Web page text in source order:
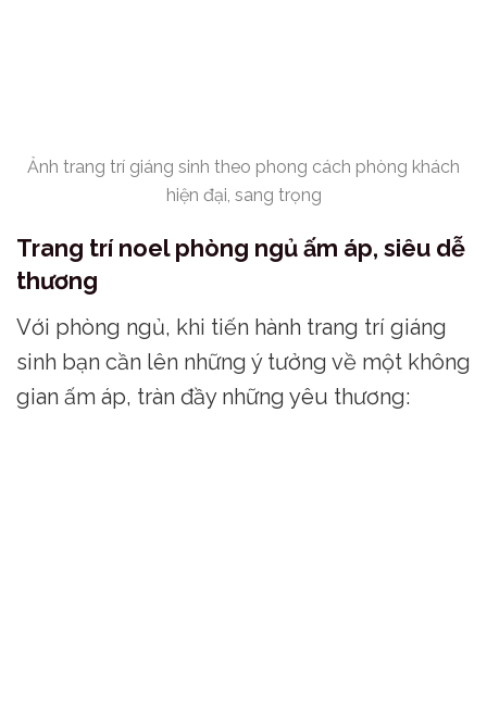
Ảnh trang trí giáng sinh theo phong cách phòng khách
hiện đại, sang trọng
Trang trí noel phòng ngủ ấm áp, siêu dễ
thương
Với phòng ngủ, khi tiến hành trang trí giáng
sinh bạn cần lên những ý tưởng về một không
gian ấm áp, tràn đầy những yêu thương: